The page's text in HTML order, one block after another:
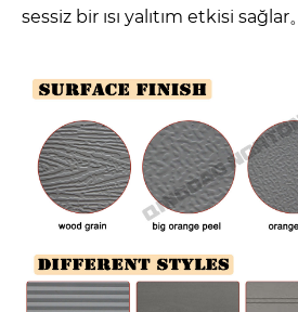
sessiz bir ısı yalıtım etkisi sağlar。